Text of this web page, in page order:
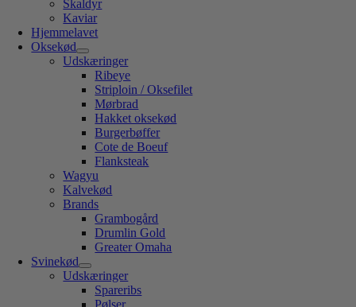
Skaldyr
Kaviar
Hjemmelavet
Oksekød
Udskæringer
Ribeye
Striploin / Oksefilet
Mørbrad
Hakket oksekød
Burgerbøffer
Cote de Boeuf
Flanksteak
Wagyu
Kalvekød
Brands
Grambogård
Drumlin Gold
Greater Omaha
Svinekød
Udskæringer
Spareribs
Pølser